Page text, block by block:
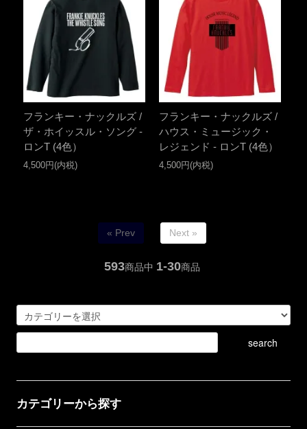
フランキー・ナックルズ /
ザ・ホイッスル・ソング -
ロンT (4色）
4,500円(内税)
フランキー・ナックルズ /
ハウス・ミュージック・
レジェンド - ロンT (4色）
4,500円(内税)
« Prev Next »
593商品中 1-30商品
カテゴリーから探す